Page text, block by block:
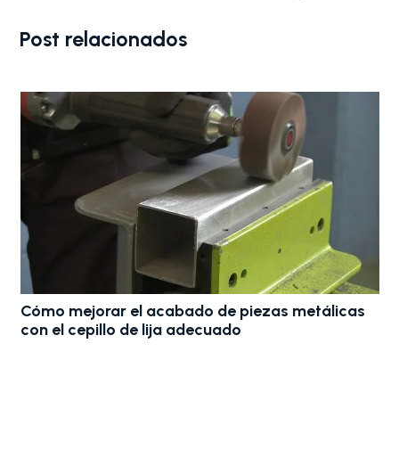
Post relacionados
mejorar el acabado de piezas metálicas
el cepillo de lija adecuado